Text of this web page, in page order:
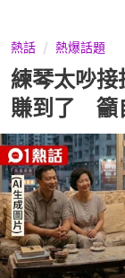
熱話 熱爆話題
練琴太吵接
賺到了 籲